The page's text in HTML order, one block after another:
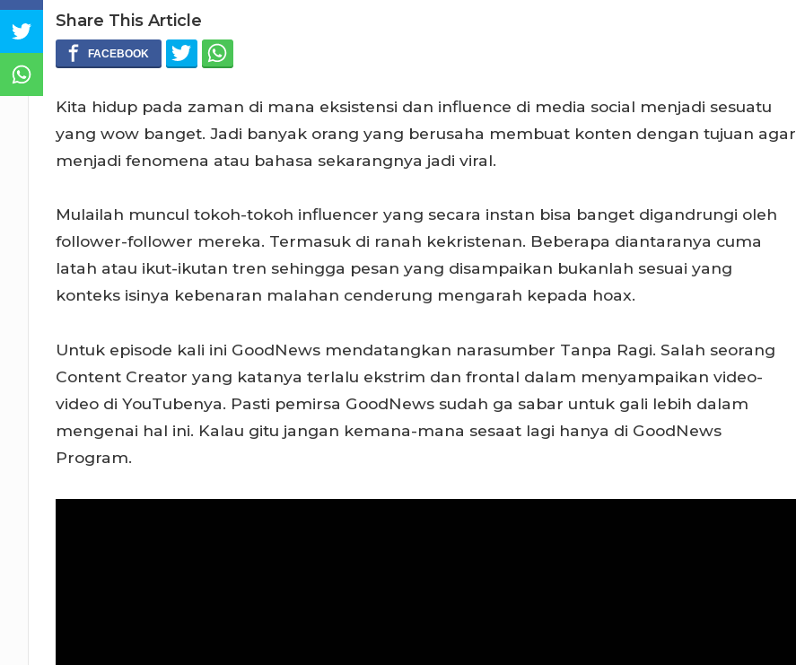
Share This Article
Kita hidup pada zaman di mana eksistensi dan influence di media social menjadi sesuatu
yang wow banget. Jadi banyak orang yang berusaha membuat konten dengan tujuan agar
menjadi fenomena atau bahasa sekarangnya jadi viral.
Mulailah muncul tokoh-tokoh influencer yang secara instan bisa banget digandrungi oleh
follower-follower mereka. Termasuk di ranah kekristenan. Beberapa diantaranya cuma
latah atau ikut-ikutan tren sehingga pesan yang disampaikan bukanlah sesuai yang
konteks isinya kebenaran malahan cenderung mengarah kepada hoax.
Untuk episode kali ini GoodNews mendatangkan narasumber Tanpa Ragi. Salah seorang
Content Creator yang katanya terlalu ekstrim dan frontal dalam menyampaikan video-
video di YouTubenya. Pasti pemirsa GoodNews sudah ga sabar untuk gali lebih dalam
mengenai hal ini. Kalau gitu jangan kemana-mana sesaat lagi hanya di GoodNews
Program.